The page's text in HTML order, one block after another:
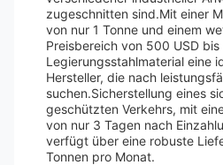
zugeschnitten sind.Mit einer
von nur 1 Tonne und einem
Preisbereich von 500 USD
Legierungsstahlmaterial eine
Hersteller, die nach
suchen.Sicherstellung eines
geschützten Verkehrs, mit
von nur 3 Tagen nach
verfügt über eine robuste
Tonnen pro Monat.